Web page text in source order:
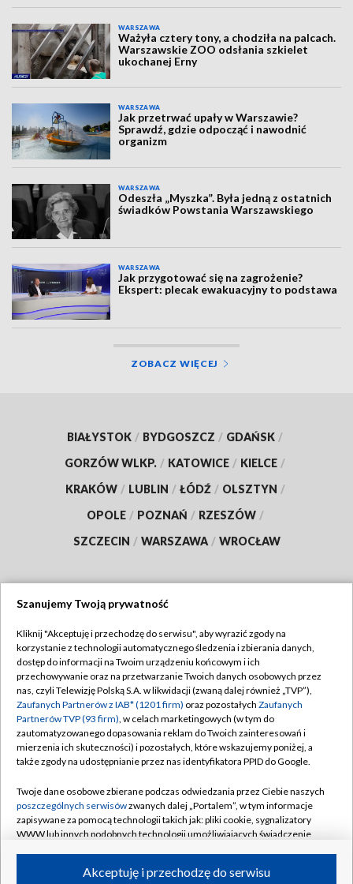
WARSZAWA
Ważyła cztery tony, a chodziła na palcach.
Warszawskie ZOO odsłania szkielet
ukochanej Erny
WARSZAWA
Jak przetrwać upały w Warszawie?
Sprawdź, gdzie odpocząć i nawodnić
organizm
WARSZAWA
Odeszła „Myszka”. Była jedną z ostatnich
świadków Powstania Warszawskiego
WARSZAWA
Jak przygotować się na zagrożenie?
Ekspert: plecak ewakuacyjny to podstawa
ZOBACZ WIĘCEJ
BIAŁYSTOK / BYDGOSZCZ / GDAŃSK /
GORZÓW WLKP. / KATOWICE / KIELCE /
KRAKÓW / LUBLIN / ŁÓDŹ / OLSZTYN /
OPOLE / POZNAŃ / RZESZÓW /
SZCZECIN / WARSZAWA / WROCŁAW
TVP
Abonament TVP
Emisja w TVP
Centrum informacji TVP
Naziemna Telewizja Cyfrowa
Rada Programowa
System NOS
Informacje o nadawcy
Program dla prasy
Regulamin TVP
Polityka prywatności
Moje zgody
Pomoc
Kontakt
Kanały
Szanujemy Twoją prywatność
Kliknij "Akceptuję i przechodzę do serwisu", aby wyrazić zgody na
korzystanie z technologii automatycznego śledzenia i zbierania danych,
dostęp do informacji na Twoim urządzeniu końcowym i ich
przechowywanie oraz na przetwarzanie Twoich danych osobowych przez
nas, czyli Telewizję Polską S.A. w likwidacji (zwaną dalej również „TVP”),
Zaufanych Partnerów z IAB* (1201 firm) oraz pozostałych Zaufanych
Partnerów TVP (93 firm), w celach marketingowych (w tym do
zautomatyzowanego dopasowania reklam do Twoich zainteresowań i
mierzenia ich skuteczności) i pozostałych, które wskazujemy poniżej, a
także zgody na udostępnianie przez nas identyfikatora PPID do Google.
Twoje dane osobowe zbierane podczas odwiedzania przez Ciebie naszych
poszczególnych serwisówzwanych dalej „Portalem”, w tym informacje
zapisywane za pomocą technologii takich jak: pliki cookie, sygnalizatory
WWW lub innych podobnych technologii umożliwiających świadczenie
ruchu w Internecie.Akceptuję i przechodzę do serwisu